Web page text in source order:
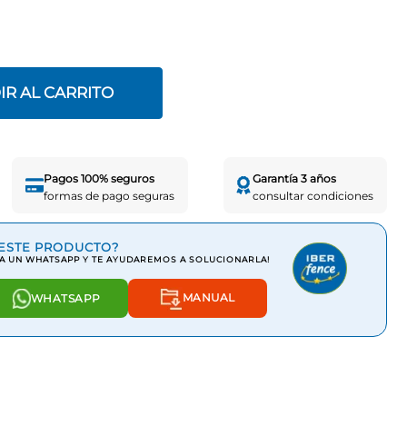
AL CARRITO
Pagos 100% seguros
formas de pago seguras
Garantía 3 años
consultar condiciones
PRODUCTO?
UN WHATSAPP Y TE AYUDAREMOS A SOLUCIONARLA!
WHATSAPP MANUAL